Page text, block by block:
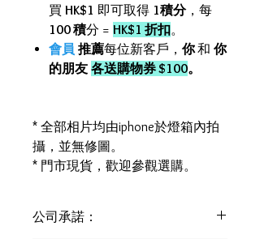
買 HK$1 即可取得 1積分，每
100 積分 = HK$1 折扣。
會員 推薦每位新客戶， 你和 你
的朋友 各送購物券 $100。
* 全部相片均由iphone於燈箱內拍
攝，並無修圖。
* 門市現貨，歡迎參觀選購。
公司承諾：